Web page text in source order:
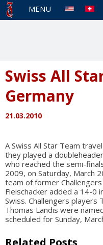
MENU
Swiss All
Germany
21.03.2010
A Swiss All Star Team
they played a
who reached the semi-
2009, on Saturday, March
team of former
Fleischacker added a 14-0
Swiss. Challengers players
Thomas Landis were
scheduled for Sunday,
Related Posts